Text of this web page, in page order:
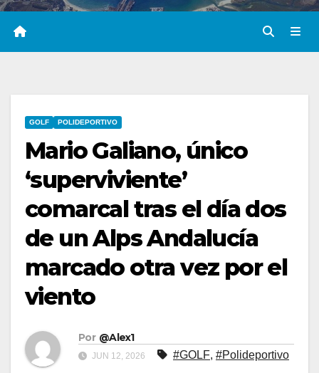
GOLF POLIDEPORTIVO
Mario Galiano, único
‘superviviente’
comarcal tras el día dos
de un Alps Andalucía
marcado otra vez por el
viento
Por @Alex1
JUN 12, 2026 #GOLF, #Polideportivo